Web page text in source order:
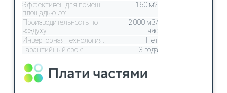
Эффективен для помещ.
площадью до:
160 м2
Производительность по
воздуху:
2000 м3/
час
Инверторная технология:
Нет
Гарантийный срок:
3 года